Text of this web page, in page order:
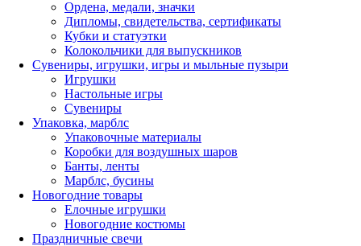
Ордена, медали, значки
Дипломы, свидетельства, сертификаты
Кубки и статуэтки
Колокольчики для выпускников
Сувениры, игрушки, игры и мыльные пузыри
Игрушки
Настольные игры
Сувениры
Упаковка, марблс
Упаковочные материалы
Коробки для воздушных шаров
Банты, ленты
Марблс, бусины
Новогодние товары
Елочные игрушки
Новогодние костюмы
Праздничные свечи